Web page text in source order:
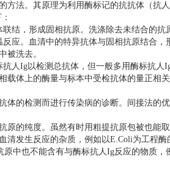
法。其原理为利用酶标记的抗抗体（抗
结，形成固相抗原。洗涤除去未结合的抗
应。血清中的特异抗体与固相抗原结合
被洗去。
人Ig以检测总抗体，但一般多用酶标抗
载体上的酶量与标本中受检抗体的量正相
的检测而进行传染病的诊断。间接法的
的纯度。虽然有时用粗提抗原包被也能
清发生反应的杂质，例如以E.Coli为工程
原中也不能含有与酶标抗人Ig反应的物质